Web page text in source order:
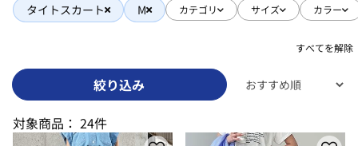
タイトスカート M カテゴリ サイズ カラー
すべてを解除
絞り込み
対象商品： 24件